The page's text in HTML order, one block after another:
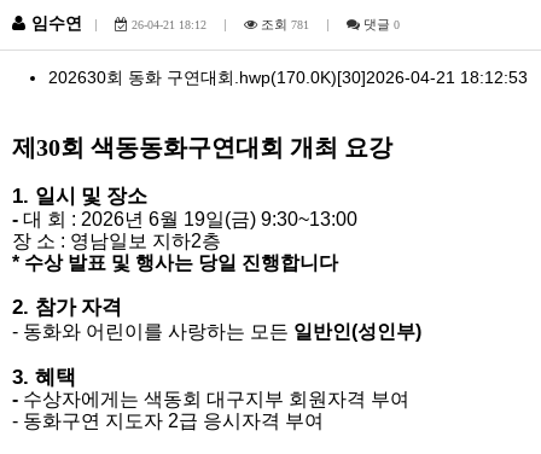
임수연 | 26-04-21 18:12 | 조회 781 | 댓글 0
202630회 동화 구연대회.hwp(170.0K)[30]2026-04-21 18:12:53
제 30회 색동동화구연대회 개최 요강
1. 일시 및 장소
- 대 회 : 2026년 6월 19일(금) 9:30~13:00
장 소 : 영남일보 지하2층
* 수상 발표 및 행사는 당일 진행합니다
2. 참가 자격
- 동화와 어린이를 사랑하는 모든 일반인(성인부)
3. 혜택
- 수상자에게는 색동회 대구지부 회원자격 부여
- 동화구연 지도자 2급 응시자격 부여